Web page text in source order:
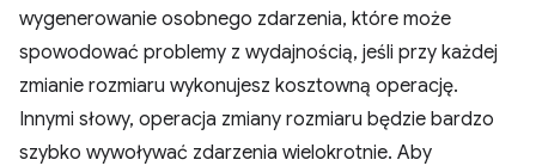
wygenerowanie osobnego zdarzenia, które może
spowodować problemy z wydajnością, jeśli przy każdej
zmianie rozmiaru wykonujesz kosztowną operację.
Innymi słowy, operacja zmiany rozmiaru będzie bardzo
szybko wywoływać zdarzenia wielokrotnie. Aby